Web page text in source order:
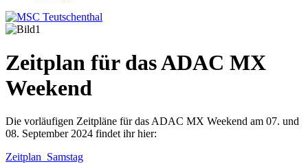
Zeitplan für das ADAC MX
Weekend
Die vorläufigen Zeitpläne für das ADAC MX Weekend am 07. und
08. September 2024 findet ihr hier:
Zeitplan_Samstag